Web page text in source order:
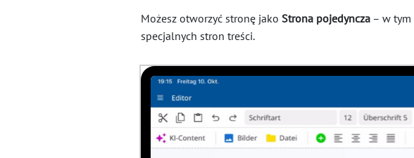
Możesz otworzyć stronę jako Strona pojedyncza – w tym
specjalnych stron treści.